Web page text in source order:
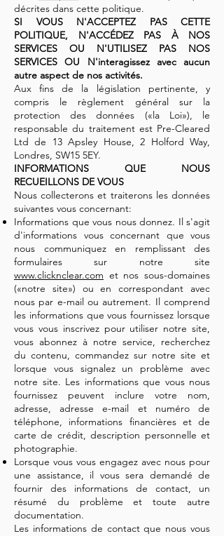
décrites dans cette politique.
SI VOUS N'ACCEPTEZ PAS CETTE
POLITIQUE, N'ACCÉDEZ PAS À NOS
SERVICES OU N'UTILISEZ PAS NOS
SERVICES OU N'interagissez avec aucun
autre aspect de nos activités.
Aux fins de la législation pertinente, y
compris le règlement général sur la
protection des données («la Loi»), le
responsable du traitement est Pre-Cleared
Ltd de 13 Apsley House, 2 Holford Way,
Londres, SW15 5EY.
INFORMATIONS QUE NOUS
RECUEILLONS DE VOUS
Nous collecterons et traiterons les données
suivantes vous concernant:
Informations que vous nous donnez. Il s'agit
d'informations vous concernant que vous
nous communiquez en remplissant des
formulaires sur notre site
www.clicknclear.com et nos sous-domaines
(«notre site») ou en correspondant avec
nous par e-mail ou autrement. Il comprend
les informations que vous fournissez lorsque
vous vous inscrivez pour utiliser notre site,
vous abonnez à notre service, recherchez
du contenu, commandez sur notre site et
lorsque vous signalez un problème avec
notre site. Les informations que vous nous
fournissez peuvent inclure votre nom,
adresse, adresse e-mail et numéro de
téléphone, informations financières et de
carte de crédit, description personnelle et
photographie.
Lorsque vous vous engagez avec nous pour
une assistance, il vous sera demandé de
fournir des informations de contact, un
résumé du problème et toute autre
documentation.
Les informations de contact que nous vous